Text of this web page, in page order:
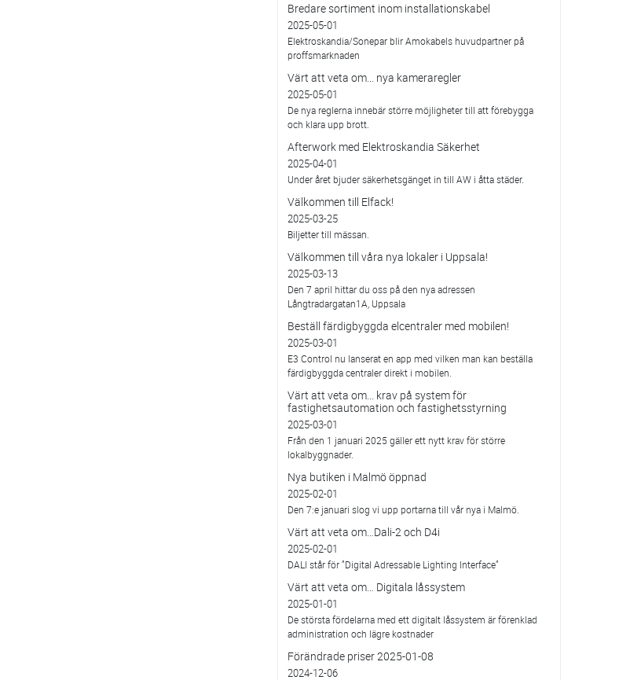
Bredare sortiment inom installationskabel
2025-05-01
Elektroskandia/Sonepar blir Amokabels huvudpartner på
proffsmarknaden
Värt att veta om... nya kameraregler
2025-05-01
De nya reglerna innebär större möjligheter till att förebygga
och klara upp brott.
Afterwork med Elektroskandia Säkerhet
2025-04-01
Under året bjuder säkerhetsgänget in till AW i åtta städer.
Välkommen till Elfack!
2025-03-25
Biljetter till mässan.
Välkommen till våra nya lokaler i Uppsala!
2025-03-13
Den 7 april hittar du oss på den nya adressen
Långtradargatan1A, Uppsala
Beställ färdigbyggda elcentraler med mobilen!
2025-03-01
E3 Control nu lanserat en app med vilken man kan beställa
färdigbyggda centraler direkt i mobilen.
Värt att veta om... krav på system för
fastighetsautomation och fastighetsstyrning
2025-03-01
Från den 1 januari 2025 gäller ett nytt krav för större
lokalbyggnader.
Nya butiken i Malmö öppnad
2025-02-01
Den 7:e januari slog vi upp portarna till vår nya i Malmö.
Värt att veta om…Dali-2 och D4i
2025-02-01
DALI står för ”Digital Adressable Lighting Interface”
Värt att veta om… Digitala låssystem
2025-01-01
De största fördelarna med ett digitalt låssystem är förenklad
administration och lägre kostnader
Förändrade priser 2025-01-08
2024-12-06